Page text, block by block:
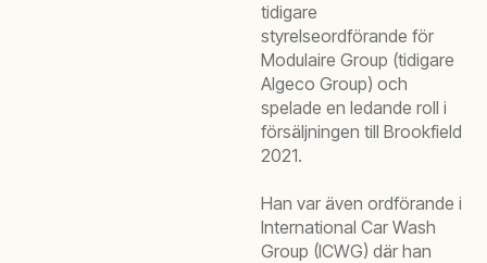
tidigare
styrelseordförande för
Modulaire Group (tidigare
Algeco Group) och
spelade en ledande roll i
försäljningen till Brookfield
2021.
Han var även ordförande i
International Car Wash
Group (ICWG) där han